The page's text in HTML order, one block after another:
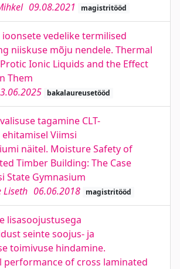
09.08.2021 magistritööd
vedelike termilised
niiskuse mõju nendele. Thermal
Ionic Liquids and the Effect
Them
bakalaureusetööd
tagamine CLT-
Viimsi
näitel. Moisture Safety of
Timber Building: The Case
State Gymnasium
Liseth 06.06.2018 magistritööd
lisasoojustusega
seinte soojus- ja
toimivuse hindamine.
performance of cross laminated